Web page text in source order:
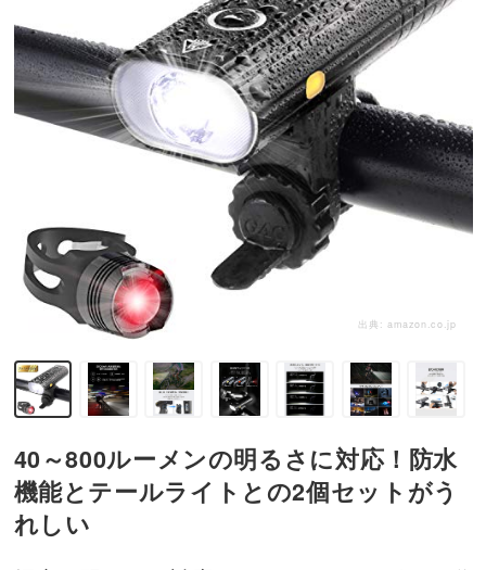
出典: amazon.co.jp
40～800ルーメンの明るさに対応！防水
機能とテールライトとの2個セットがう
れしい